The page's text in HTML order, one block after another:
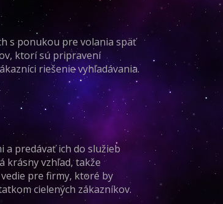
s ponukou pre volania späť
ktorí sú pripravení
riešenie vyhľadávania.
a predávať ich do služieb
krásny vzhľad, takže
pre firmy, ktoré by
cielených zákazníkov.